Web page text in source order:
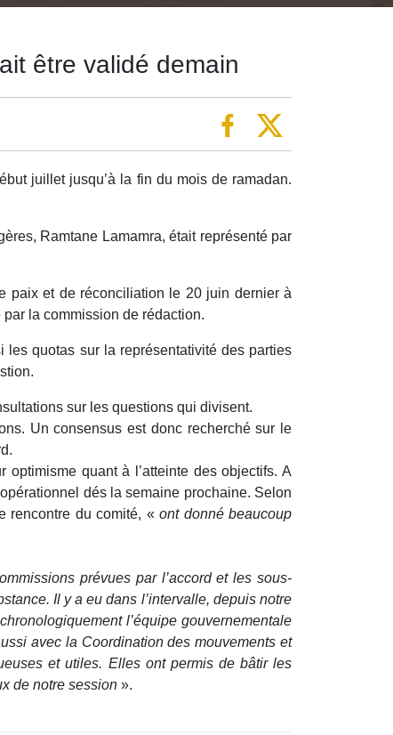
être validé demain
juillet jusqu’à la fin du mois de ramadan.
Ramtane Lamamra, était représenté par
paix et de réconciliation le 20 juin dernier à
la commission de rédaction.
quotas sur la représentativité des parties
sur les questions qui divisent.
Un consensus est donc recherché sur le
quant à l’atteinte des objectifs. A
dés la semaine prochaine. Selon
rencontre du comité, « ont donné beaucoup
prévues par l’accord et les sous-
Il y a eu dans l’intervalle, depuis notre
l’équipe gouvernementale
avec la Coordination des mouvements et
et utiles. Elles ont permis de bâtir les
de notre session ».